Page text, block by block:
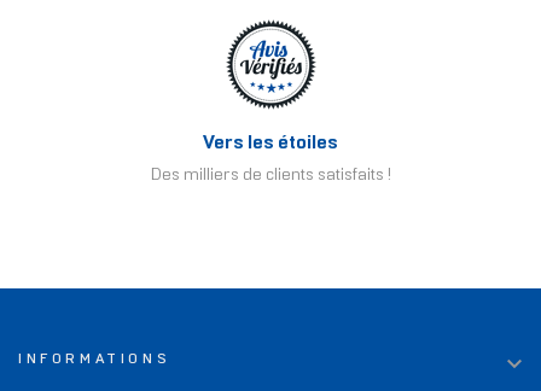
Vers les étoiles
Des milliers de clients satisfaits !
INFORMATIONS 